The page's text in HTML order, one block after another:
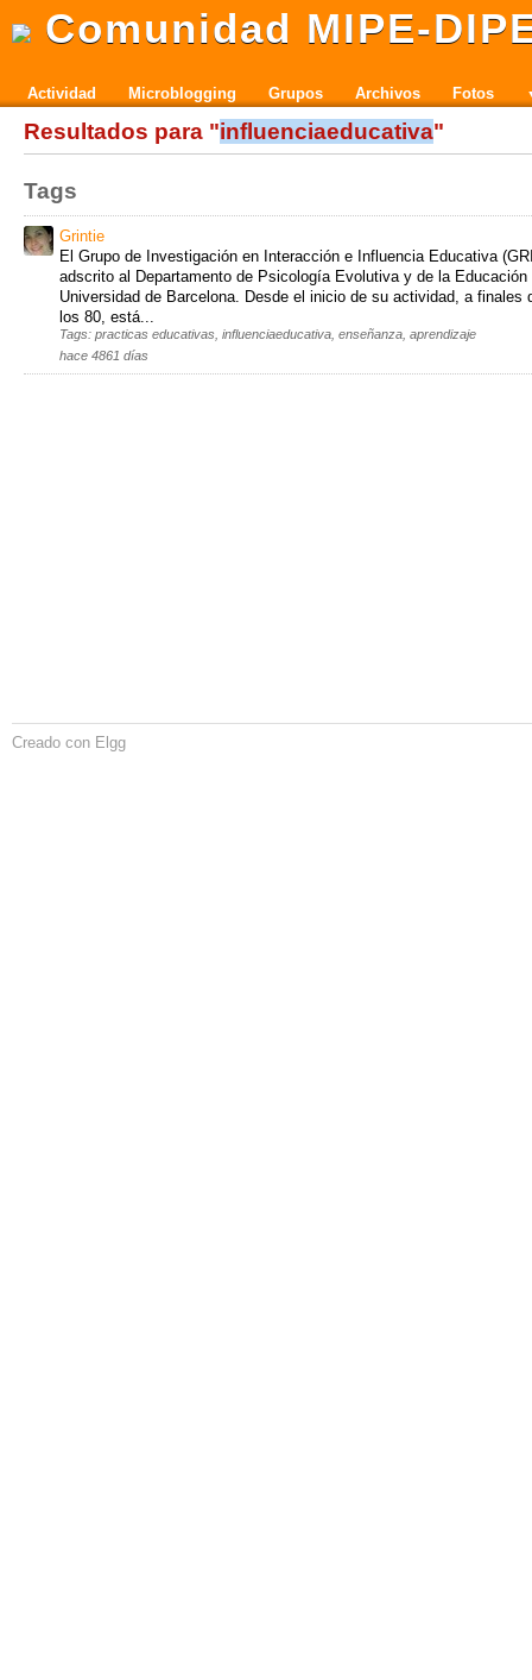
Comunidad MIPE-
Actividad Microblogging Grupos Archivos Fotos
Resultados para "influenciaeducativa"
Tags
Grintie
El Grupo de Investigación en Interacción e Influencia Educativa
adscrito al Departamento de Psicología Evolutiva y de la Educación
Universidad de Barcelona. Desde el inicio de su actividad, a finales
los 80, está...
Tags: practicas educativas, influenciaeducativa, enseñanza, aprendizaje
hace 4861 días
Creado con Elgg